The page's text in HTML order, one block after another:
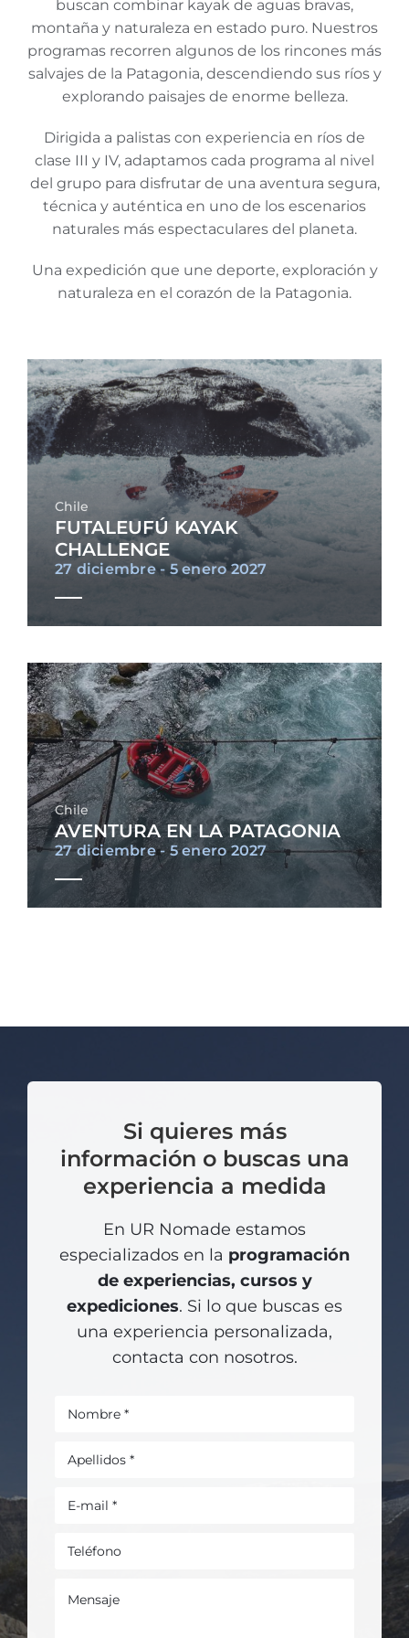
buscan combinar kayak de aguas bravas,
montaña y naturaleza en estado puro. Nuestros
programas recorren algunos de los rincones más
salvajes de la Patagonia, descendiendo sus ríos y
explorando paisajes de enorme belleza.
Dirigida a palistas con experiencia en ríos de
clase III y IV, adaptamos cada programa al nivel
del grupo para disfrutar de una aventura segura,
técnica y auténtica en uno de los escenarios
naturales más espectaculares del planeta.
Una expedición que une deporte, exploración y
naturaleza en el corazón de la Patagonia.
Chile
FUTALEUFÚ KAYAK
CHALLENGE
27 diciembre - 5 enero 2027
Chile
AVENTURA EN LA PATAGONIA
27 diciembre - 5 enero 2027
Si quieres más
información o buscas una
experiencia a medida
En UR Nomade estamos
especializados en la programación
de experiencias, cursos y
expediciones. Si lo que buscas es
una experiencia personalizada,
contacta con nosotros.